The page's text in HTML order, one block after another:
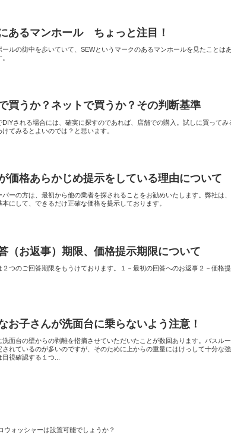
あるマンホール ちょっと注目！
ールの街中を歩いていて、SEWというマークのあるマンホールを見たことは
買うか？ネットで買うか？その判断基準
DIYされる場合には、確実に探すのであれば、店舗での購入。試しに買って
けてみるとよいのでは？と思います。
価格あらかじめ提示をしている理由について
バーの方は、最初から他の業者を探されることをお勧めいたします。弊社は
本にして、できるだけ正確な価格を提示しております。
（お返事）期限、価格提示期限について
２つのご回答期限をもうけております。１－最初の回答へのお返事２－価格
お子さんが洗面台に乗らないよう注意！
洗面台の壁からの剥離を指摘させていただいたことが数回あります。バスル
されているのが多いのですが、そのために上からの重量にはけっして十分な
目視確認する１つ...
ウォッシャーは設置可能でしょうか？